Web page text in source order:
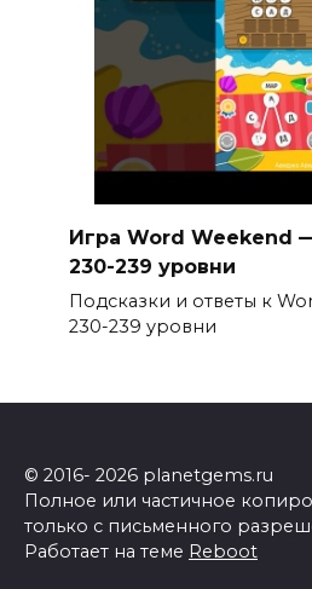
Игра Word Weekend
230-239 уровни
Подсказки и ответы к
230-239 уровни
© 2016- 2026 planetgems.ru
Полное или частичное
только с письменного
Работает на теме Reboot